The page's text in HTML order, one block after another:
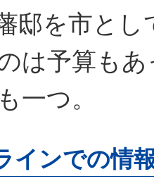
邸を市と
は予算も
一つ。
インでの情